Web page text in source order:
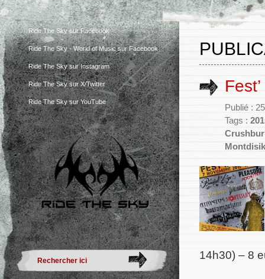
Ride The Sky sur Facebook
Ride The Sky - World of Music sur Facebook
Ride The Sky sur Instagram
Ride The Sky sur X/Twitter
Ride The Sky sur YouTube
Publié :
Tags :
Montdisik
14h30) – 8